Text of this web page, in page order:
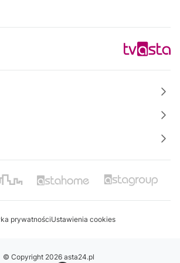
prywatnościUstawienia cookies
© Copyright 2026 asta24.pl